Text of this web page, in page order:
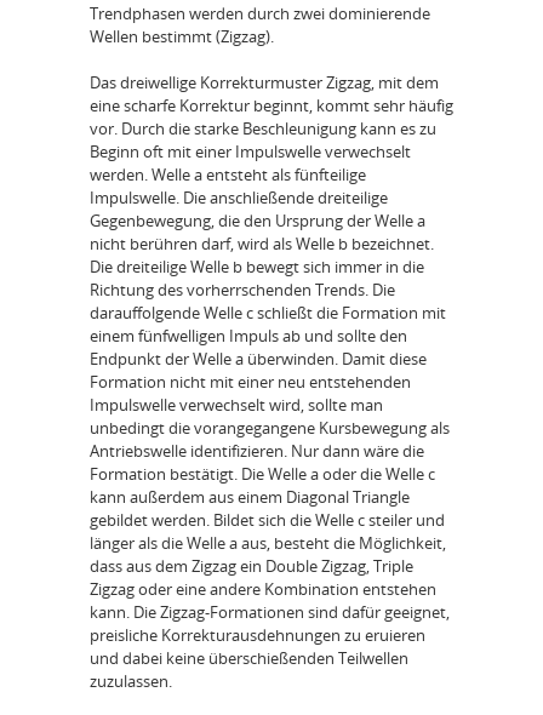
Trendphasen werden durch zwei dominierende
Wellen bestimmt (Zigzag).
Das dreiwellige Korrekturmuster Zigzag, mit dem
eine scharfe Korrektur beginnt, kommt sehr häufig
vor. Durch die starke Beschleunigung kann es zu
Beginn oft mit einer Impulswelle verwechselt
werden. Welle a entsteht als fünfteilige
Impulswelle. Die anschließende dreiteilige
Gegenbewegung, die den Ursprung der Welle a
nicht berühren darf, wird als Welle b bezeichnet.
Die dreiteilige Welle b bewegt sich immer in die
Richtung des vorherrschenden Trends. Die
darauffolgende Welle c schließt die Formation mit
einem fünfwelligen Impuls ab und sollte den
Endpunkt der Welle a überwinden. Damit diese
Formation nicht mit einer neu entstehenden
Impulswelle verwechselt wird, sollte man
unbedingt die vorangegangene Kursbewegung als
Antriebswelle identifizieren. Nur dann wäre die
Formation bestätigt. Die Welle a oder die Welle c
kann außerdem aus einem Diagonal Triangle
gebildet werden. Bildet sich die Welle c steiler und
länger als die Welle a aus, besteht die Möglichkeit,
dass aus dem Zigzag ein Double Zigzag, Triple
Zigzag oder eine andere Kombination entstehen
kann. Die Zigzag-Formationen sind dafür geeignet,
preisliche Korrekturausdehnungen zu eruieren
und dabei keine überschießenden Teilwellen
zuzulassen.